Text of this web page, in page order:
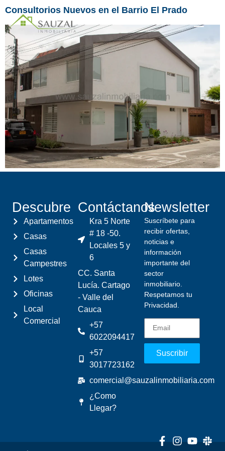
Consultorios Nuevos en el Barrio El Prado
Descubre
Apartamentos
Casas
Casas
Campestres
Lotes
Oficinas
Local
Comercial
Contáctanos
Kra 5 Norte
# 18 -50.
Locales 5 y
6
CC. Santa
Lucía. Cartago
- Valle del
Cauca
+57
6022094417
+57
3017723162
comercial@sauzalinmobiliaria.com
¿Como
Llegar?
Newsletter
Suscríbete para
recibir ofertas,
noticias e
información
importante del
sector
inmobiliario.
Respetamos tu
Privacidad.
Suscribir